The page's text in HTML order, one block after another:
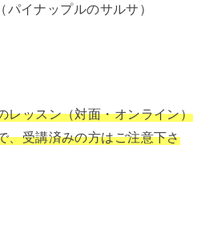
イナップルのサルサ）
レッスン（対面・オンライン）
、受講済みの方はご注意下さ